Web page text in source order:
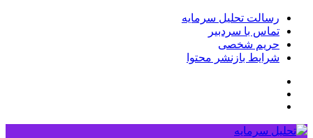
رسالت تحلیل سرمایه
تماس با سردبیر
حریم شخصی
شرایط بازنشر محتوا